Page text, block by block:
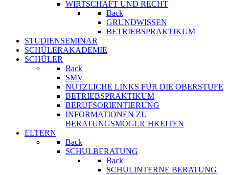
WIRTSCHAFT UND RECHT
Back
GRUNDWISSEN
BETRIEBSPRAKTIKUM
STUDIENSEMINAR
SCHÜLERAKADEMIE
SCHÜLER
Back
SMV
NÜTZLICHE LINKS FÜR DIE OBERSTUFE
BETRIEBSPRAKTIKUM
BERUFSORIENTIERUNG
INFORMATIONEN ZU
BERATUNGSMÖGLICHKEITEN
ELTERN
Back
SCHULBERATUNG
Back
SCHULINTERNE BERATUNG